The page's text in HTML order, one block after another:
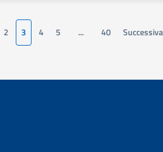
2 3 4 5 ... 40 Successiva